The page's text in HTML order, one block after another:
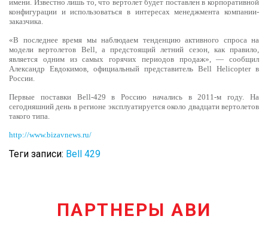
имени. Известно лишь то, что вертолет будет поставлен в корпоративной
конфигурации и использоваться в интересах менеджмента компании-
заказчика.
«В последнее время мы наблюдаем тенденцию активного спроса на
модели вертолетов Bell, а предстоящий летний сезон, как правило,
является одним из самых горячих периодов продаж», — сообщил
Александр Евдокимов, официальный представитель Bell Helicopter в
России.
Первые поставки Bell-429 в Россию начались в 2011-м году. На
сегодняшний день в регионе эксплуатируется около двадцати вертолетов
такого типа.
http://www.bizavnews.ru/
Теги записи: Bell 429
ПАРТНЕРЫ АВИ